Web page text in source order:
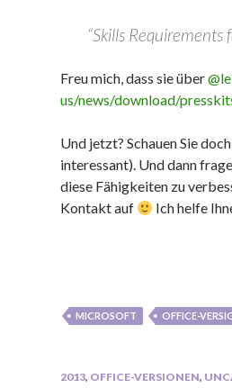
“Skills Requirements
Freu mich, dass sie über
us/news/download/
Und jetzt? Schauen Sie
interessant). Und dann
diese Fähigkeiten zu
Kontakt auf
Ich helfe
MICROSOFT OFFICE-
2013, OFFICE-VERSIONEN,